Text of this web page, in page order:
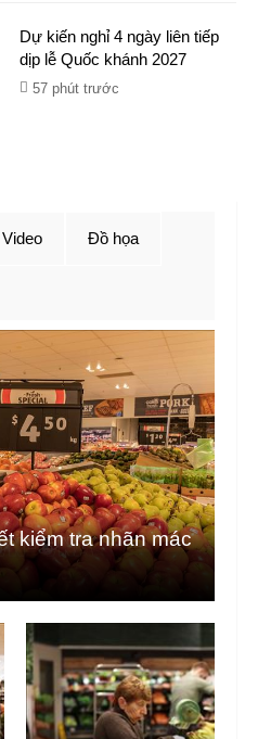
Dự kiến nghỉ 4 ngày liên tiếp
dịp lễ Quốc khánh 2027
57 phút trước
kiểm tra nhãn mác
Video Đồ họa